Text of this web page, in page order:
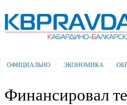
Электронная газета "Кабардино-
Балкарская правда"
Главное меню
ОФИЦИАЛЬНО ЭКОНОМИКА
Финансировал